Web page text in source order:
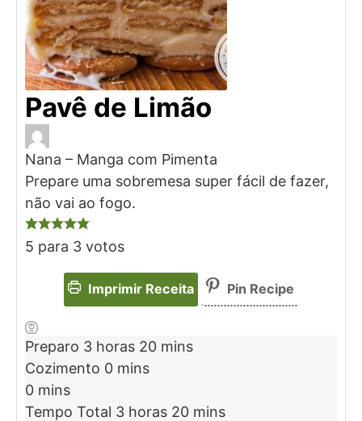
Pavê de Limão
Nana – Manga com Pimenta
Prepare uma sobremesa super fácil de fazer,
não vai ao fogo.
5 para 3 votos
Imprimir Receita Pin Recipe
Preparo 3 horas 20 mins
Cozimento 0 mins
0 mins
Tempo Total 3 horas 20 mins